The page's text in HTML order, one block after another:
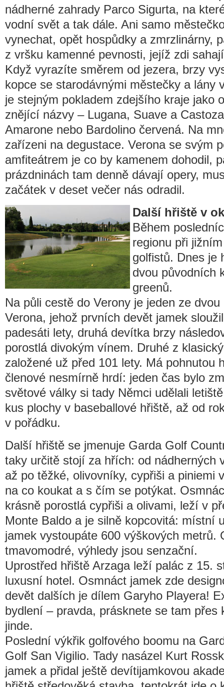
nádherné zahrady Parco Sigurta, na
vodní svět a tak dále. Ani samo
vynechat, opět hospůdky a zmrzlinárny,
z vršku kamenné pevnosti, jejíž zdi
Když vyrazíte směrem od jezera, brzy
kopce se starodávnými městečky a lány
je stejným pokladem zdejšího kraje jako
znějící názvy – Lugana, Suave a
Amarone nebo Bardolino červená. Na
zařízeni na degustace. Verona se svým
amfiteátrem je co by kamenem dohodil,
prázdninách tam denně dávají opery,
začátek v deset večer nás odradil.
Další hřiště v
Během
regionu při
golfistů. Dnes je
dvou původních
greenů.
Na půli cestě do Verony je jeden ze
Verona, jehož prvních devět jamek
padesáti lety, druhá devítka brzy
porostlá divokým vínem. Druhé z
založené už před 101 lety. Má pohnutou
členové nesmírně hrdí: jeden čas bylo
světové války si tady Němci udělali
kus plochy v baseballové hřiště, až od
v pořádku.
Další hřiště se jmenuje Garda Golf
taky určitě stojí za hřích: od nádherných
až po těžké, olivovníky, cypřiši a piniemi
na co koukat a s čím se potýkat.
krásně porostlá cypřiši a olivami, leží v
Monte Baldo a je silně kopcovitá: místní
jamek vystoupáte 600 výškových metrů.
tmavomodré, výhledy jsou senzační.
Uprostřed hřiště Arzaga leží palác z 15.
luxusní hotel. Osmnáct jamek zde
devět dalších je dílem Garyho Playera!
bydlení – pravda, prásknete se tam přes
jinde.
Poslední výkřik golfového boomu na
Golf San Vigilio. Tady nasázel Kurt
jamek a přidal ještě devítijamkovou